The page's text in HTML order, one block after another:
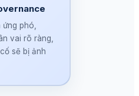
ứng phó,
vai rõ ràng,
sẽ bị ảnh